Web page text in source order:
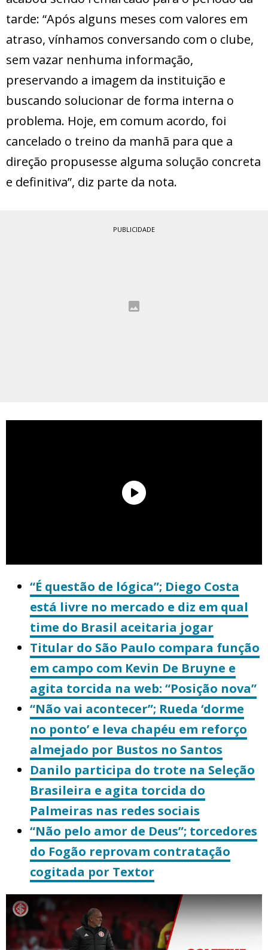
tarde: “Após alguns meses com valores em
atraso, vínhamos conversando com o clube,
sem vazar nenhuma informação,
preservando a imagem da instituição e
buscando solucionar de forma interna o
problema. Hoje, em comum acordo, foi
cancelado o treino da manhã para que a
direção propusesse alguma solução concreta
e definitiva”, diz parte da nota.
PUBLICIDADE
“É questão de lógica”; Diego Costa
está livre no mercado e diz em qual
time do Brasil aceitaria jogar
Titular do São Paulo compara função
em campo com Kevin De Bruyne e
agita torcida na web: “Posição nova”
“Não vai acontecer”; Rueda ‘dorme
no ponto’ e leva chapéu em reforço
almejado por Bustos no Santos
Danilo participa do trote na Seleção
Brasileira e agita torcida do
Palmeiras nas redes sociais
“Não pelo amor de Deus”; torcedores
do Fogão reprovam contratação
cogitada por Textor